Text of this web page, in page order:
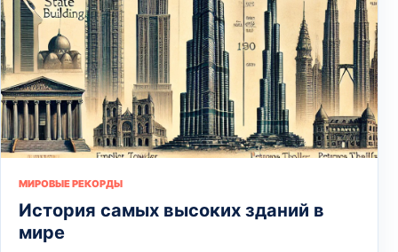
МИРОВЫЕ РЕКОРДЫ
История самых высоких зданий в
мире